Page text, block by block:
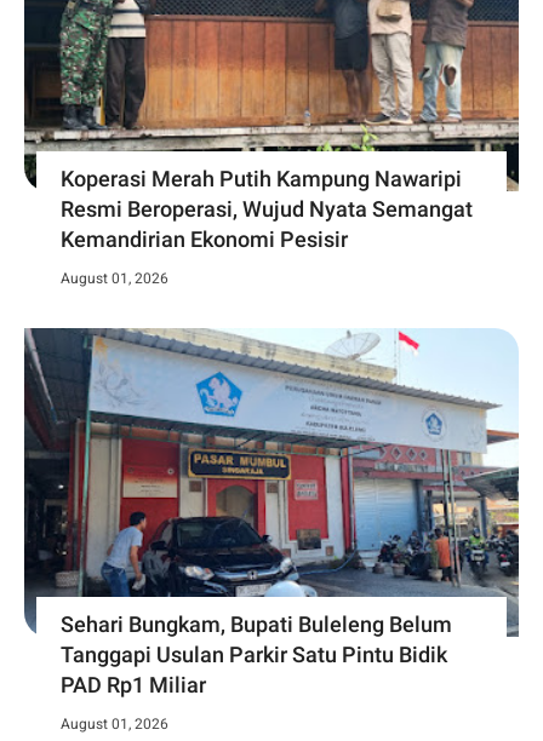
Koperasi Merah Putih Kampung Nawaripi
Resmi Beroperasi, Wujud Nyata Semangat
Kemandirian Ekonomi Pesisir
August 01, 2026
Sehari Bungkam, Bupati Buleleng Belum
Tanggapi Usulan Parkir Satu Pintu Bidik
PAD Rp1 Miliar
August 01, 2026